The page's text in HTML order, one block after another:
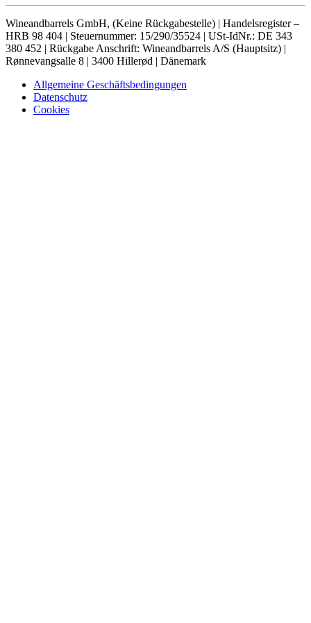
Wineandbarrels GmbH, (Keine Rückgabestelle) | Handelsregister –
HRB 98 404 | Steuernummer: 15/290/35524 | USt-IdNr.: DE 343
380 452 | Rückgabe Anschrift: Wineandbarrels A/S (Hauptsitz) |
Rønnevangsalle 8 | 3400 Hillerød | Dänemark
Allgemeine Geschäftsbedingungen
Datenschutz
Cookies